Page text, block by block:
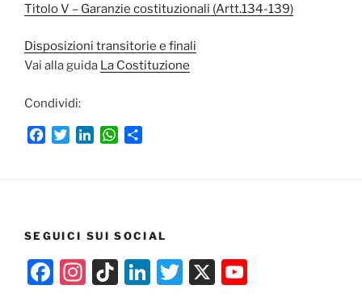
Titolo V – Garanzie costituzionali (Artt.134-139)
Disposizioni transitorie e finali
Vai alla guida La Costituzione
Condividi:
o
k
r
I
n
W
p
p
i
d
i
SEGUICI SUI SOCIAL
F
In Ti Li T
X